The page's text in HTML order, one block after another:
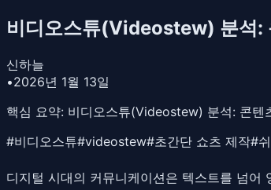
비디오스튜(Videostew) 분석:
신하늘
•2026년 1월 13일
핵심 요약: 비디오스튜(Videostew) 분석: 콘텐
#비디오스튜#videostew#초간단 쇼츠 제작#
디지털 시대의 커뮤니케이션은 텍스트를 넘어